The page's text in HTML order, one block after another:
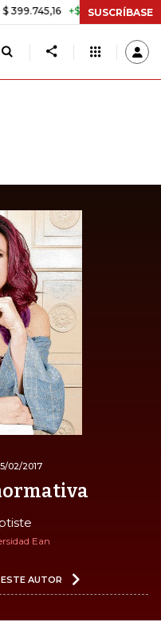
+$ 2.295,71 +0,58%
SUSCRÍBASE
02/2017
Ean
AUTOR